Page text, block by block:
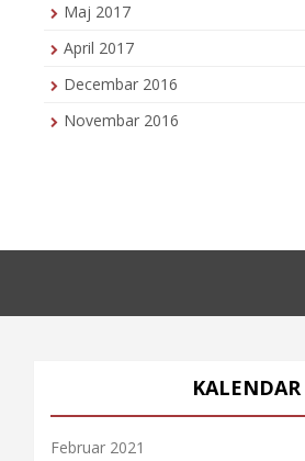
Maj 2017
April 2017
Decembar 2016
Novembar 2016
KALENDAR
Februar 2021